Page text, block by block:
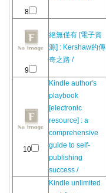
8
9
絕無僅有 [電子資
源] : Kershaw的傳
奇之路 /
10
Kindle author's
playbook
[electronic
resource] : a
comprehensive
guide to self-
publishing
success /
Kindle unlimited